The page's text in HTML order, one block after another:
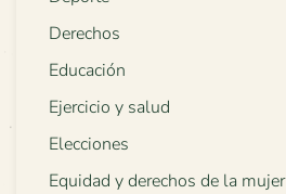
Derechos
Educación
Ejercicio y salud
Elecciones
Equidad y derechos de la mujer